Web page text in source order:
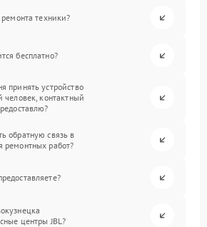
техники?
бесплатно?
принять устройство
человек, контактный
обратную связь в
ремонтных работ?
центры JBL?